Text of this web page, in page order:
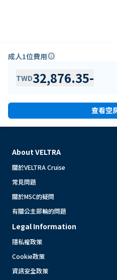
成人1位費用info
TWD32,876.35-
查看空
About VELTRA
關於VELTRA Cruise
常見問題
關於MSC的疑問
有關公主郵輪的問題
Legal Information
隱私權政策
Cookie政策
資訊安全政策